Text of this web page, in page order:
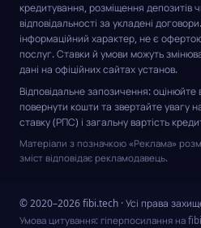
кредитування, розміщення депозитів
відповідальності за укладені
інформаційний характер, не є
послуг. Ставки й умови можуть
дані на офіційних сайтах установ.
Відповідальне запозичення:
повернути кошти та звертайте увагу
ставку (РПС) і загальну вартість
Матеріали з позначкою «Реклама»
зміст відповідає рекламодавець.
© 2020–2026 fibi.tech · Усі права
Умова цитування: гіперпосилання на